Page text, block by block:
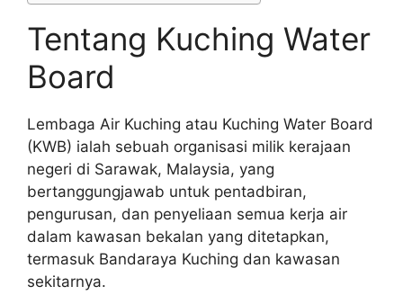
Tentang Kuching Water
Board
Lembaga Air Kuching atau Kuching Water Board
(KWB) ialah sebuah organisasi milik kerajaan
negeri di Sarawak, Malaysia, yang
bertanggungjawab untuk pentadbiran,
pengurusan, dan penyeliaan semua kerja air
dalam kawasan bekalan yang ditetapkan,
termasuk Bandaraya Kuching dan kawasan
sekitarnya.